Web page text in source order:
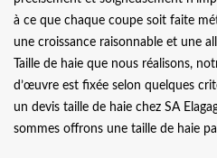
à ce que chaque coupe soit faite
une croissance raisonnable et une
Taille de haie que nous réalisons,
d’œuvre est fixée selon quelques
un devis taille de haie chez SA
sommes offrons une taille de haie